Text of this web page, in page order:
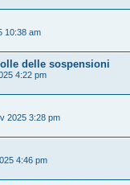
10:38 am
delle sospensioni
4:22 pm
2025 3:28 pm
4:46 pm